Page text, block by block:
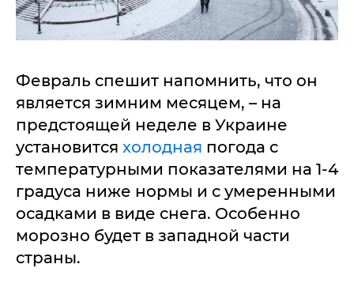
Февраль спешит напомнить, что он
является зимним месяцем, – на
предстоящей неделе в Украине
установится холодная погода с
температурными показателями на 1-4
градуса ниже нормы и с умеренными
осадками в виде снега. Особенно
морозно будет в западной части
страны.